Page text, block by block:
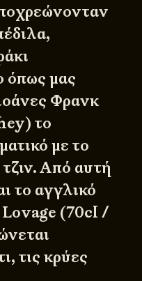
όπως μας
Φρανκ
το
με το
Από αυτή
το αγγλικό
(70cl /
τις κρύες